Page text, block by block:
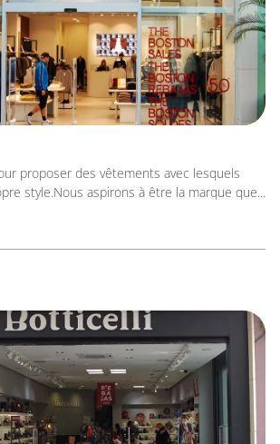
proposer des vêtements avec lesquels
style.Nous aspirons à être la marque que...